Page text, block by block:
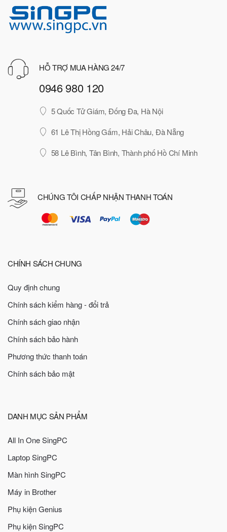
HỖ TRỢ MUA HÀNG 24/7
0946 980 120
5 Quốc Tử Giám, Đống Đa, Hà Nội
61 Lê Thị Hồng Gấm, Hải Châu, Đà Nẵng
58 Lê Bình, Tân Bình, Thành phố Hồ Chí Minh
CHÚNG TÔI CHẤP NHẬN THANH TOÁN
CHÍNH SÁCH CHUNG
Quy định chung
Chính sách kiểm hàng - đổi trả
Chính sách giao nhận
Chính sách bảo hành
Phương thức thanh toán
Chính sách bảo mật
DANH MỤC SẢN PHẨM
All In One SingPC
Laptop SingPC
Màn hình SingPC
Máy in Brother
Phụ kiện Genius
Phụ kiện SingPC